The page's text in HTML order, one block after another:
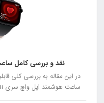
نقد و بررسی کامل
در این مقاله به بررسی کلی
ساعت هوشمند اپل واچ سری 11 می پردازیم.